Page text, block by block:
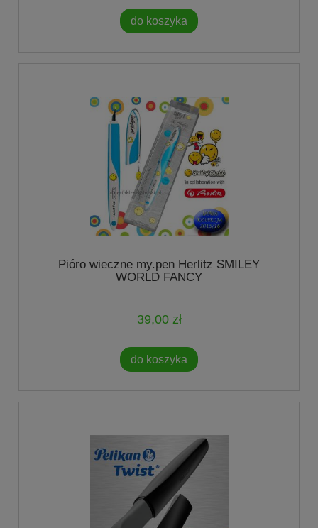
do koszyka
Pióro wieczne my.pen Herlitz SMILEY
WORLD FANCY
39,00 zł
do koszyka